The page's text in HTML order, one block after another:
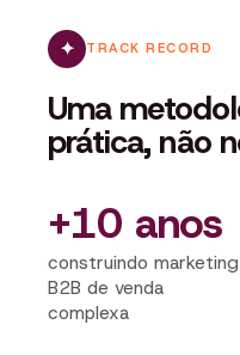
✦ TRACK RECORD
Uma
prática, não
+10 anos
construindo marketing
B2B de venda
complexa